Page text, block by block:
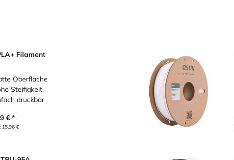
Filament
Oberfläche
Steifigkeit,
druckbar
€
15,96 €